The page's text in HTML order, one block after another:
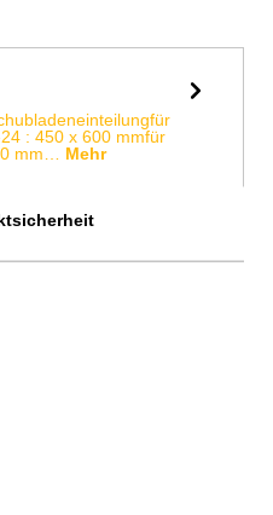
: 450 x 600 mmfür
mm… Mehr